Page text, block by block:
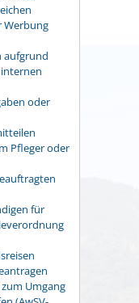
Werbung
aufgrund
oder
Pfleger oder
für
Umgang